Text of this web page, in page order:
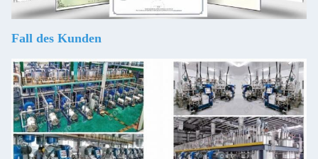
Fall des Kunden